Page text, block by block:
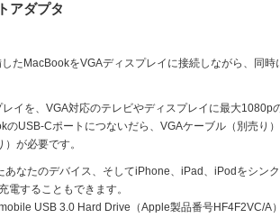
アダプタ
たMacBookをVGAディスプレイに接続しながら、同
イを、VGA対応のテレビやディスプレイに最大
USB-Cポートにつないだら、VGAケーブル（別売り
が必要です。
なたのデバイス、そしてiPhone、iPad、iPodをシン
電することもできます。
USB 3.0 Hard Drive（Apple製品番号HF4F2VC/A